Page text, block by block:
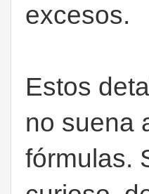
excesos.
Estos
no suena
fórmulas.